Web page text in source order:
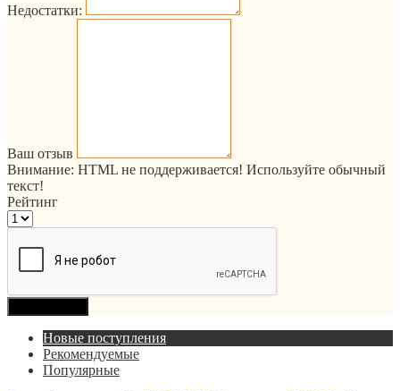
Недостатки:
Ваш отзыв
Внимание: HTML не поддерживается! Используйте обычный
текст!
Рейтинг
Новые поступления
Рекомендуемые
Популярные